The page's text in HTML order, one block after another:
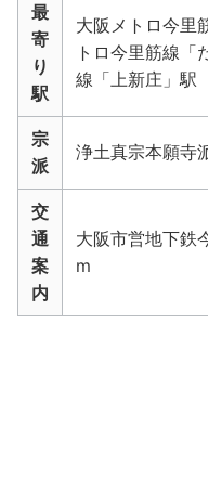
最
寄
り
駅
大阪メトロ今里
トロ今里筋線
線「上新庄」駅
宗
派
浄土真宗本願寺
交
通
案
内
大阪市営地下鉄
m